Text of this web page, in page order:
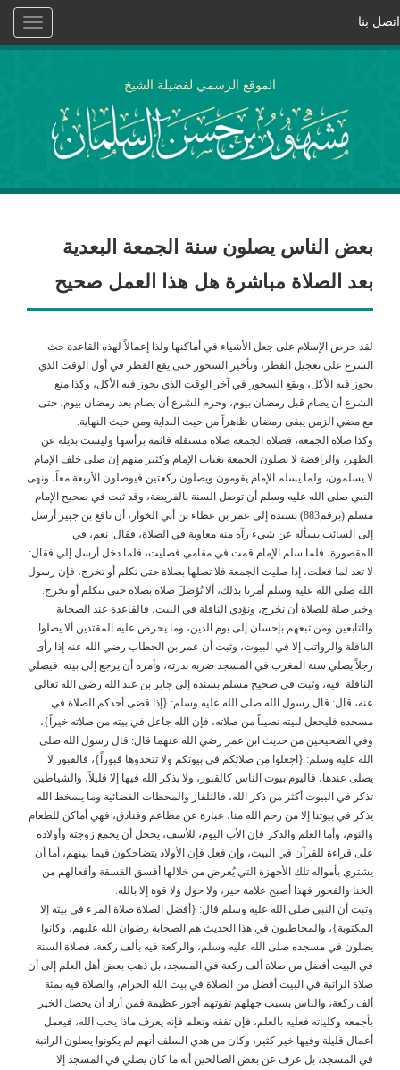
Toggle
اتصل بنا
الموقع الرسمي لفضيلة الشيخ
بعض الناس يصلون سنة الجمعة البعدية
بعد الصلاة مباشرة هل هذا العمل صحيح
لقد حرص الإسلام على جعل الأشياء في أماكنها ولذا إعمالاً لهذه القاعدة حث
الشرع على تعجيل الفطر، وتأخير السحور حتى يقع الفطر في أول الوقت الذي
يجوز فيه الأكل، ويقع السحور في آخر الوقت الذي يجوز فيه الأكل، وكذا منع
الشرع أن يصام قبل رمضان بيوم، وحرم الشرع أن يصام بعد رمضان بيوم، حتى
مع مضي الزمن يبقى رمضان ظاهراً من حيث البداية ومن حيث النهاية.
وكذا صلاة الجمعة، فصلاة الجمعة صلاة مستقلة قائمة برأسها وليست بديلة عن
الظهر، والرافضة لا يصلون الجمعة بغياب الإمام وكثير منهم إن صلى خلف الإمام
لا يسلمون، ولما يسلم الإمام يقومون ويصلون ركعتين فيوصلون الأربعة معاً، ونهى
النبي صلى الله عليه وسلم أن توصل السنة بالفريضة، وقد ثبت في صحيح الإمام
مسلم (برقم883) بسنده إلى عمر بن عطاء بن أبي الخوار، أن نافع بن جبير أرسل
إلى السائب يسأله عن شيء رآه منه معاوية في الصلاة، فقال: نعم، في
المقصورة، فلما سلم الإمام قمت في مقامي فصليت، فلما دخل أرسل إلي فقال:
لا تعد لما فعلت، إذا صليت الجمعة فلا تصلها بصلاة حتى تكلم أو تخرج، فإن رسول
الله صلى الله عليه وسلم أمرنا بذلك، ألا تُوْصَلَ صلاة بصلاة حتى نتكلم أو نخرج.
وخير صلة للصلاة أن نخرج، ونؤدي النافلة في البيت، فالقاعدة عند الصحابة
والتابعين ومن تبعهم بإحسان إلى يوم الدين، وما يحرص عليه المقتدين ألا يصلوا
النافلة والرواتب إلا في البيوت، وثبت أن عمر بن الخطاب رضي الله عنه إذا رأى
رجلاً يصلي سنة المغرب في المسجد ضربه بدرته، وأمره أن يرجع إلى بيته فيصلي
النافلة فيه، وثبت في صحيح مسلم بسنده إلى جابر بن عبد الله رضي الله تعالى
عنه، قال: قال رسول الله صلى الله عليه وسلم: {إذا قضى أحدكم الصلاة في
مسجده فليجعل لبيته نصيباً من صلاته، فإن الله جاعل في بيته من صلاته خيراً}،
وفي الصحيحين من حديث ابن عمر رضي الله عنهما قال: قال رسول الله صلى
الله عليه وسلم: {اجعلوا من صلاتكم في بيوتكم ولا تتخذوها قبوراً}، فالقبور لا
يصلى عندها، فاليوم بيوت الناس كالقبور، ولا يذكر الله فيها إلا قليلاً، والشياطين
تذكر في البيوت أكثر من ذكر الله، فالتلفاز والمحطات الفضائية وما يسخط الله
يذكر في بيوتنا إلا من رحم الله منا، عبارة عن مطاعم وفنادق، فهي أماكن للطعام
والنوم، وأما العلم والذكر فإن الأب اليوم، للأسف، يخجل أن يجمع زوجته وأولاده
على قراءة للقرآن في البيت، وإن فعل فإن الأولاد يتضاحكون فيما بينهم، أما أن
يشتري بأمواله تلك الأجهزة التي يُعرض من خلالها أفسق الفسقة وأفعالهم من
الخنا والفجور فهذا أصبح علامة خير، ولا حول ولا قوة إلا بالله.
وثبت أن النبي صلى الله عليه وسلم قال: {أفضل الصلاة صلاة المرء في بيته إلا
المكتوبة}، والمخاطبون في هذا الحديث هم الصحابة رضوان الله عليهم، وكانوا
يصلون في مسجده صلى الله عليه وسلم، والركعة فيه بألف ركعة، فصلاة السنة
في البيت أفضل من صلاة ألف ركعة في المسجد، بل ذهب بعض أهل العلم إلى أن
صلاة الراتبة في البيت أفضل من الصلاة في بيت الله الحرام، والصلاة فيه بمئة
ألف ركعة، والناس بسبب جهلهم تفوتهم أجور عظيمة فمن أراد أن يحصل الخير
بأجمعه وكلياته فعليه بالعلم، فإن تفقه وتعلم فإنه يعرف ماذا يحب الله، فيعمل
أعمال قليلة وفيها خير كثير، وكان من هدي السلف أنهم لم يكونوا يصلون الراتبة
في المسجد، بل عرف عن بعض الصالحين أنه ما كان يصلي في المسجد إلا